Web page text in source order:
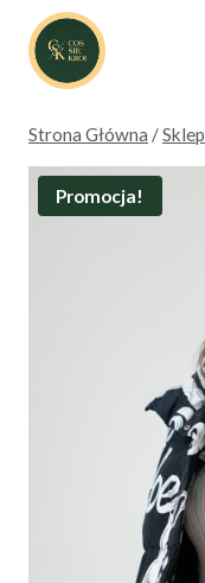
Przejdź
treści
Strona Główna /Sklep
Promocja!